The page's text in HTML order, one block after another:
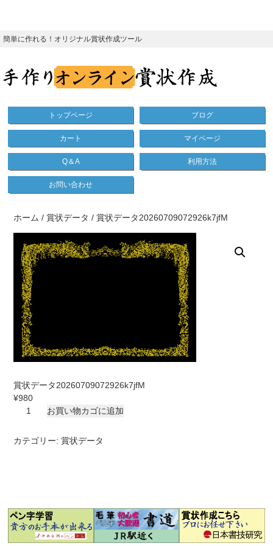
簡単に作れる！オリジナル賞状作成ツール
トップページ ブログ
カート マイページ
Q＆A 利用方法
お問い合わせ
ホーム / 賞状データ / 賞状データ20260709072926k7jfM
賞状データ20260709072926k7jfM
¥980
デ
お買い物カゴに追加
カテゴリー: 賞状データ